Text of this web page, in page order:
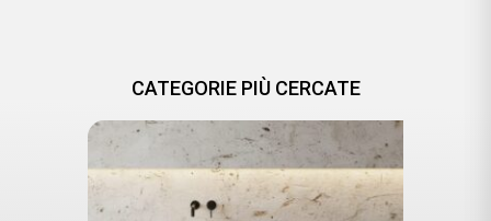
CATEGORIE PIÙ CERCATE